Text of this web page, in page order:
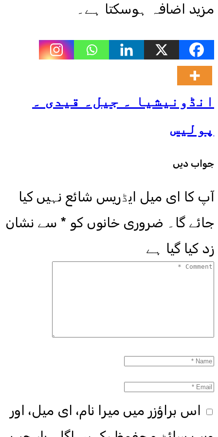
مزید اضافہ ہوسکتا ہے۔
انڈونیشیا ۔ جیل۔ قیدی ۔
پولیس
جواب دیں
آپ کا ای میل ایڈریس شائع نہیں کیا
جائے گا۔ ضروری خانوں کو * سے نشان
زد کیا گیا ہے
اس براؤزر میں میرا نام، ای میل، اور